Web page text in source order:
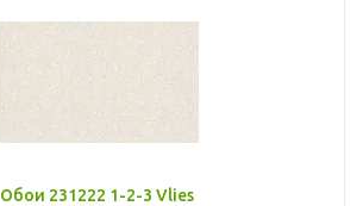
Обои 231222 1-2-3 Vlies